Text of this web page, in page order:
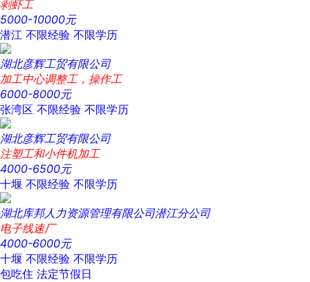
剥虾工
5000-10000元
潜江 不限经验 不限学历
湖北彦辉工贸有限公司
加工中心调整工，操作工
6000-8000元
张湾区 不限经验 不限学历
湖北彦辉工贸有限公司
注塑工和小件机加工
4000-6500元
十堰 不限经验 不限学历
湖北库邦人力资源管理有限公司潜江分公司
电子线速厂
4000-6000元
十堰 不限经验 不限学历
包吃住 法定节假日